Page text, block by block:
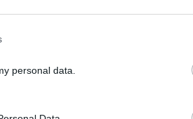
personal data.
dziś zajedzie na serwer na
zaprosili ich
2019 rozpoczną dopiero dziś.
pojadą do Jönköping, czy też
Flames, które gładko